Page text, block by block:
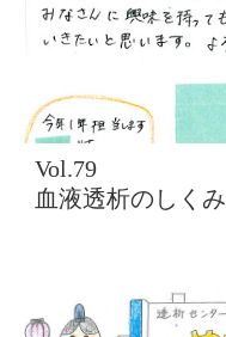
Vol.79
血液透析のしくみ